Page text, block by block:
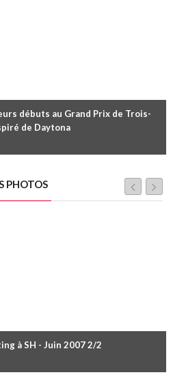
débuts au Grand Prix de Trois-
de Daytona
PHOTOS
à SH - Juin 2007 2/2